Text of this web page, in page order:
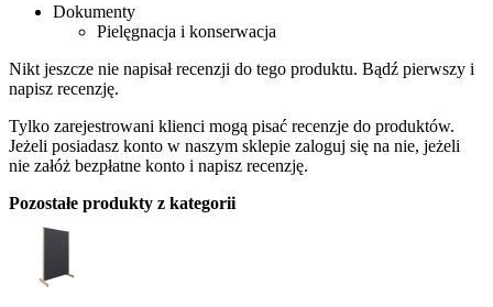
Dokumenty
Pielęgnacja i konserwacja
Nikt jeszcze nie napisał recenzji do tego produktu. Bądź pierwszy i
napisz recenzję.
Tylko zarejestrowani klienci mogą pisać recenzje do produktów.
Jeżeli posiadasz konto w naszym sklepie zaloguj się na nie, jeżeli
nie załóż bezpłatne konto i napisz recenzję.
Pozostałe produkty z kategorii